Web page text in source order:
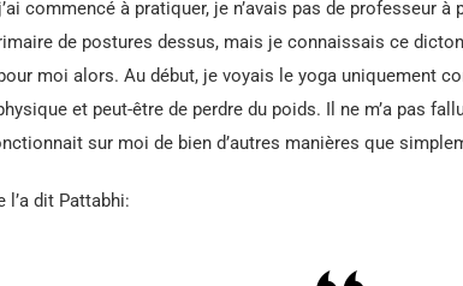
commencé à pratiquer, je n’avais pas de professeur
de postures dessus, mais je connaissais ce
moi alors. Au début, je voyais le yoga uniquement
et peut-être de perdre du poids. Il ne m’a pas
sur moi de bien d’autres manières que
l’a dit Pattabhi: